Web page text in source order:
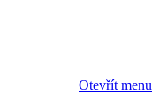
Otevřít menu